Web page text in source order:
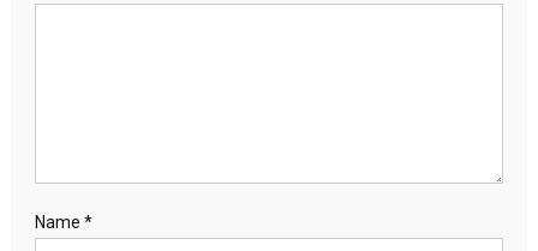
Name *